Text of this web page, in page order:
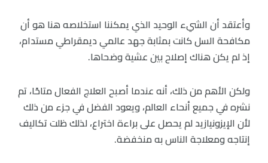
وأعتقد أن الشيء الوحيد الذي يمكننا استخلاصه هنا هو أن
مكافحة السل كانت بمثابة جهد عالمي ديمقراطي مستدام،
إذ لم يكن هناك إصلاح بين عشية وضحاها.
ولكن الأهم من ذلك، أنه عندما أصبح العلاج الفعال متاحًا، تم
نشره في جميع أنحاء العالم، ويعود الفضل في جزء من ذلك
لأن الإيزونيازيد لم يحصل على براءة اختراع، لذلك ظلت تكاليف
إنتاجه ومعلاجة الناس به منخفضة.